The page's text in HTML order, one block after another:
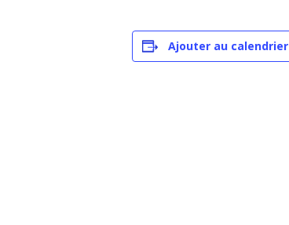
Ajouter au calendrier